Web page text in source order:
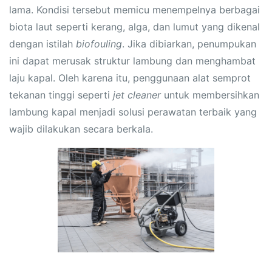
lama. Kondisi tersebut memicu menempelnya berbagai
biota laut seperti kerang, alga, dan lumut yang dikenal
dengan istilah biofouling. Jika dibiarkan, penumpukan
ini dapat merusak struktur lambung dan menghambat
laju kapal. Oleh karena itu, penggunaan alat semprot
tekanan tinggi seperti jet cleaneruntuk membersihkan
lambung kapal menjadi solusi perawatan terbaik yang
wajib dilakukan secara berkala.